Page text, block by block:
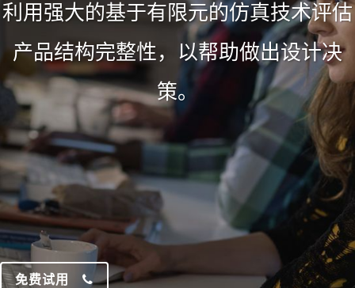
利用强大的基于有限元的仿真技术评估
产品结构完整性，以帮助做出设计决
策。
免费试用